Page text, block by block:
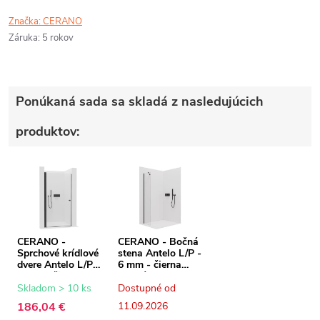
Značka:CERANO
Záruka: 5 rokov
Ponúkaná sada sa skladá z nasledujúcich
produktov:
CERANO -
Sprchové krídlové
dvere Antelo L/P -
6 mm - čierna
matná,
sklo - 80x190 cm
Skladom > 10 ks
186,04 €
CERANO - Bočná
stena Antelo L/P -
6 mm - čierna
matná,
transparentné
sklo - 30x190 cm
Dostupné od
11.09.2026